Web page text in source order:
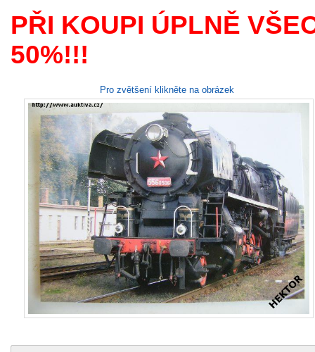
PŘI KOUPI ÚPLNĚ
50%!!!
Pro zvětšení klikněte na obrázek